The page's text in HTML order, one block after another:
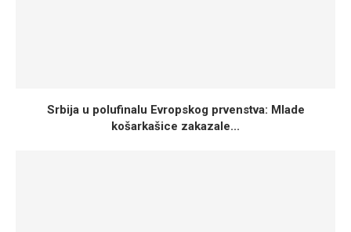
Srbija u polufinalu Evropskog prvenstva: Mlade
košarkašice zakazale...